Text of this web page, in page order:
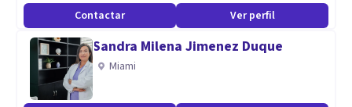
Contactar Ver perfil
Sandra Milena Jimenez Duque
Miami